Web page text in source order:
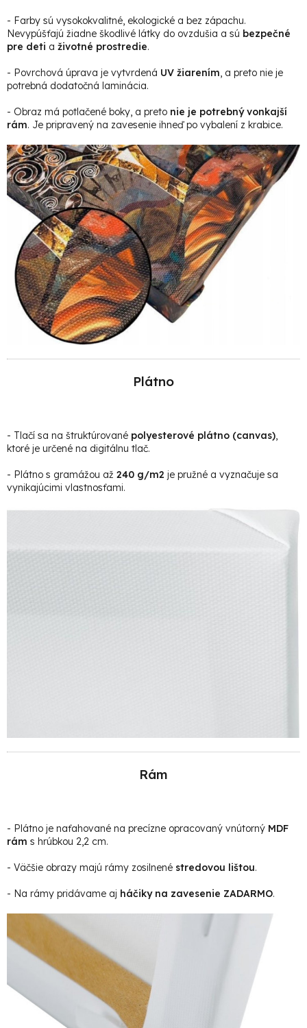
- Farby sú vysokokvalitné, ekologické a bez zápachu.
Nevypúšťajú žiadne škodlivé látky do ovzdušia a sú bezpečné
pre deti a životné prostredie.
- Povrchová úprava je vytvrdená UV žiarením, a preto nie je
potrebná dodatočná laminácia.
- Obraz má potlačené boky, a preto nie je potrebný vonkajší
rám. Je pripravený na zavesenie ihneď po vybalení z krabice.
Plátno
- Tlačí sa na štruktúrované polyesterové plátno (canvas)
ktoré je určené na digitálnu tlač.
- Plátno s gramážou až 240 g/m2 je pružné a vyznačuje sa
vynikajúcimi vlastnosťami.
Rám
- Plátno je naťahované na precízne opracovaný vnútorný MDF
rám s hrúbkou 2,2 cm.
- Väčšie obrazy majú rámy zosilnené stredovou lištou.
- Na rámy pridávame aj háčiky na zavesenie ZADARMO.